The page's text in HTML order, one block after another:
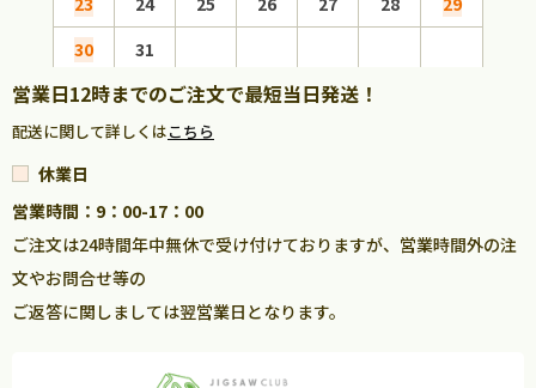
30
31
営業日12時までのご注文で最短当日発送！
配送に関して詳しくはこちら
休業日
営業時間：9：00-17：00
ご注文は24時間年中無休で受け付けておりますが、営業時間外の注
文やお問合せ等の
ご返答に関しましては翌営業日となります。